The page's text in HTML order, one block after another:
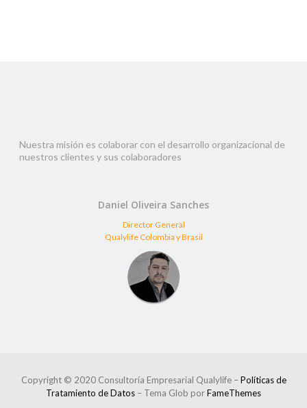
Nuestra misión es colaborar con el desarrollo organizacional de
nuestros clientes y sus colaboradores
Daniel Oliveira Sanches
Director General
Qualylife Colombia y Brasil
Copyright © 2020 Consultoría Empresarial Qualylife –Políticas de
Tratamiento de Datos – Tema Glob porFameThemes